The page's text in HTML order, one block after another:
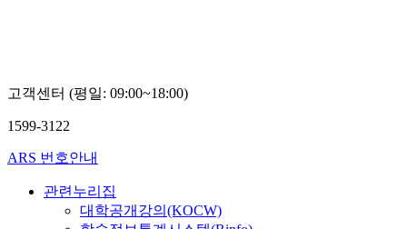
고객센터 (평일: 09:00~18:00)
1599-3122
ARS 번호안내
관련누리집
대학공개강의(KOCW)